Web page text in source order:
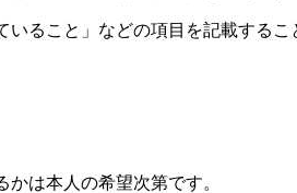
ること」などの項目を記載する
は本人の希望次第です。